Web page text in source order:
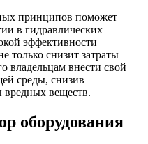
принципов поможет
в гидравлических
эффективности
только снизит затраты
владельцам внести свой
среды, снизив
вредных веществ.
оборудования